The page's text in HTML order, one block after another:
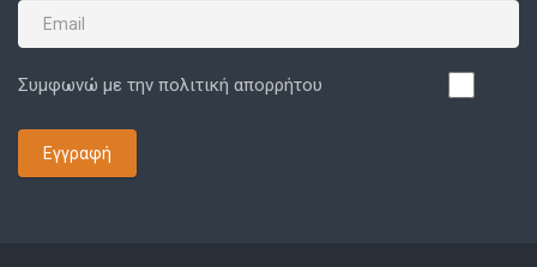
Συμφωνώ με την πολιτική απορρήτου
Εγγραφή